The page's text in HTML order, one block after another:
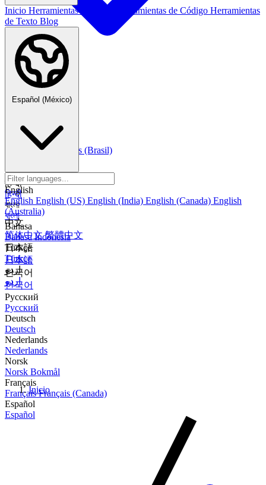
Español (México)
Italiano
Português
PortuguêsPortuguês (Brasil)
العربية
हिन्दी
हिन्दी
বাংলা
বাংলা
Bahasa
Bahasa Indonesia
Türkçe
Türkçe
اردو
اردو
Inicio Herramientas de Datos Herramientas de Código Herramientas
de Texto Blog
Español (México)
English
English English (US) English (India) English (Canada) English
(Australia)
中文
简体中文繁體中文
日本語
日本語
한국어
한국어
Русский
Русский
Deutsch
Deutsch
Nederlands
Nederlands
Norsk
Norsk Bokmål
Français
FrançaisFrançais (Canada)
Español
Español
Inicio